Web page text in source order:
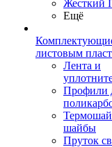
Жесткий
Ещё
листовым
Лента и
Профили
шайбы
Пруток